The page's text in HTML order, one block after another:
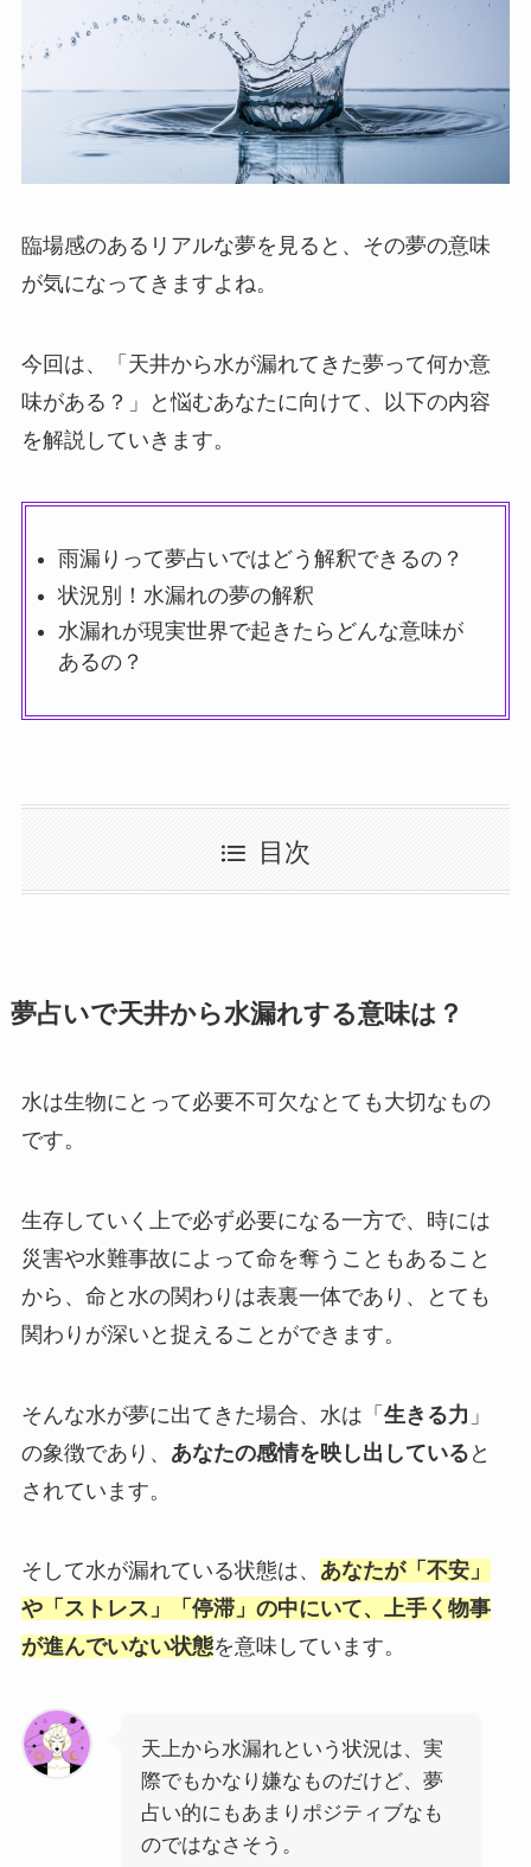
臨場感のあるリアルな夢を見ると、その夢の意味
が気になってきますよね。
今回は、「天井から水が漏れてきた夢って何か意
味がある？」と悩むあなたに向けて、以下の内容
を解説していきます。
雨漏りって夢占いではどう解釈できるの？
状況別！水漏れの夢の解釈
水漏れが現実世界で起きたらどんな意味が
あるの？
目次
夢占いで天井から水漏れする意味は？
水は生物にとって必要不可欠なとても大切なもの
です。
生存していく上で必ず必要になる一方で、時には
災害や水難事故によって命を奪うこともあること
から、命と水の関わりは表裏一体であり、とても
関わりが深いと捉えることができます。
そんな水が夢に出てきた場合、水は「 生きる力 」
の象徴であり、 あなたの感情を映し出している と
されています。
そして水が漏れている状態は、 あなたが「不安」
や「ストレス」「停滞」の中にいて、上手く物事
が進んでいない状態を意味しています。
天上から水漏れという状況は、実
際でもかなり嫌なものだけど、夢
占い的にもあまりポジティブなも
のではなさそう。